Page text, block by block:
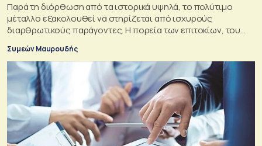
Παρά τη διόρθωση από τα ιστορικά υψηλά, το πολύτιμο
μέταλλο εξακολουθεί να στηρίζεται από ισχυρούς
διαρθρωτικούς παράγοντες. Η πορεία των επιτοκίων, του
δολαρίου και της γεωπολιτικής αβεβαιότητας θα
καθορίσουν αν οι προϋποθέσεις για περαιτέρω άνοδο της
τιμής του παραμένουν ισχυρές
Συμεών Μαυρουδής